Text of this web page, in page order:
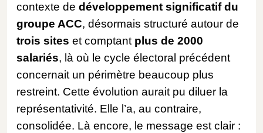
contexte de développement significatif du
groupe ACC, désormais structuré autour de
trois sites et comptant plus de 2000
salariés, là où le cycle électoral précédent
concernait un périmètre beaucoup plus
restreint. Cette évolution aurait pu diluer la
représentativité. Elle l’a, au contraire,
consolidée. Là encore, le message est clair :